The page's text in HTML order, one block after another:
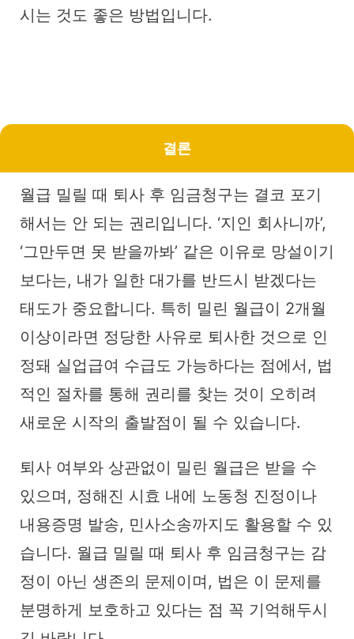
시는 것도 좋은 방법입니다.
결론
월급 밀릴 때 퇴사 후 임금청구는 결코 포기
해서는 안 되는 권리입니다. ‘지인 회사니까’,
‘그만두면 못 받을까봐’ 같은 이유로 망설이기
보다는, 내가 일한 대가를 반드시 받겠다는
태도가 중요합니다. 특히 밀린 월급이 2개월
이상이라면 정당한 사유로 퇴사한 것으로 인
정돼 실업급여 수급도 가능하다는 점에서, 법
적인 절차를 통해 권리를 찾는 것이 오히려
새로운 시작의 출발점이 될 수 있습니다.
퇴사 여부와 상관없이 밀린 월급은 받을 수
있으며, 정해진 시효 내에 노동청 진정이나
내용증명 발송, 민사소송까지도 활용할 수 있
습니다. 월급 밀릴 때 퇴사 후 임금청구는 감
정이 아닌 생존의 문제이며, 법은 이 문제를
분명하게 보호하고 있다는 점 꼭 기억해두시